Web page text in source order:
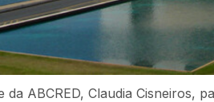
ABCRED, Claudia Cisneiros,